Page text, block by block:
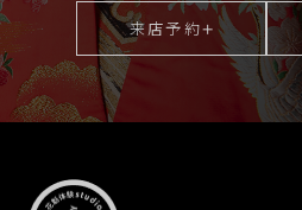
来店予約